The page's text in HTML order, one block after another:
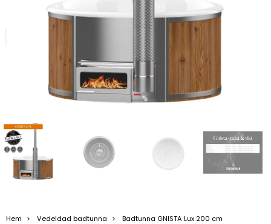
Hem Vedeldad badtunna Badtunna GNISTA Lux 200 cm